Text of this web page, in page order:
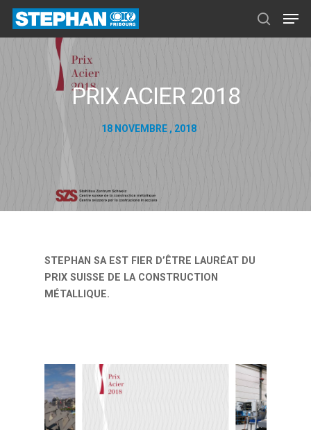
Appuyez sur ENTER pour rechercher ou sur ESC
pour fermer
PRIX ACIER 2018
18 NOVEMBRE , 2018
STEPHAN SA EST FIER D’ÊTRE LAURÉAT DU
PRIX SUISSE DE LA CONSTRUCTION
MÉTALLIQUE.